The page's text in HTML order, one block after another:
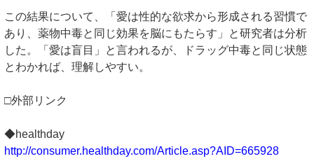
この結果について、「愛は性的な欲求から形成される習慣で
あり、薬物中毒と同じ効果を脳にもたらす」と研究者は分析
した。「愛は盲目」と言われるが、ドラッグ中毒と同じ状態
とわかれば、理解しやすい。
□外部リンク
◆healthday
http://consumer.healthday.com/Article.asp?AID=665928